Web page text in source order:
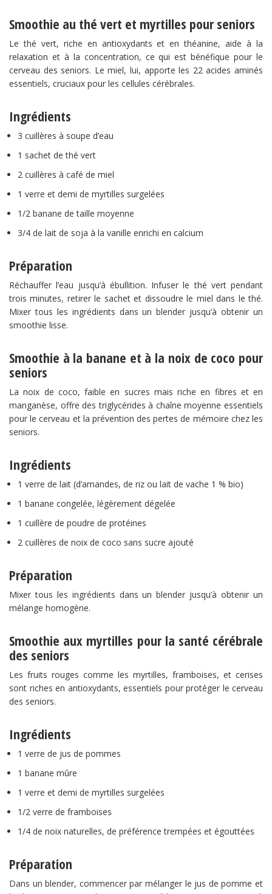
Smoothie au thé vert et myrtilles pour seniors
Le thé vert, riche en antioxydants et en théanine, aide à la
relaxation et à la concentration, ce qui est bénéfique pour le
cerveau des seniors. Le miel, lui, apporte les 22 acides aminés
essentiels, cruciaux pour les cellules cérébrales.
Ingrédients
3 cuillères à soupe d’eau
1 sachet de thé vert
2 cuillères à café de miel
1 verre et demi de myrtilles surgelées
1/2 banane de taille moyenne
3/4 de lait de soja à la vanille enrichi en calcium
Préparation
Réchauffer l’eau jusqu’à ébullition. Infuser le thé vert pendant
trois minutes, retirer le sachet et dissoudre le miel dans le thé.
Mixer tous les ingrédients dans un blender jusqu’à obtenir un
smoothie lisse.
Smoothie à la banane et à la noix de coco pour
seniors
La noix de coco, faible en sucres mais riche en fibres et en
manganèse, offre des triglycérides à chaîne moyenne essentiels
pour le cerveau et la prévention des pertes de mémoire chez les
seniors.
Ingrédients
1 verre de lait (d’amandes, de riz ou lait de vache 1 % bio)
1 banane congelée, légèrement dégelée
1 cuillère de poudre de protéines
2 cuillères de noix de coco sans sucre ajouté
Préparation
Mixer tous les ingrédients dans un blender jusqu’à obtenir un
mélange homogène.
Smoothie aux myrtilles pour la santé cérébrale
des seniors
Les fruits rouges comme les myrtilles, framboises, et cerises
sont riches en antioxydants, essentiels pour protéger le cerveau
des seniors.
Ingrédients
1 verre de jus de pommes
1 banane mûre
1 verre et demi de myrtilles surgelées
1/2 verre de framboises
1/4 de noix naturelles, de préférence trempées et égouttées
Préparation
Dans un blender, commencer par mélanger le jus de pomme et